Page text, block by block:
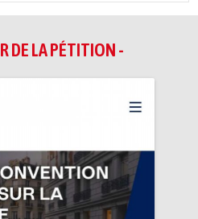
DE LA PÉTITION -